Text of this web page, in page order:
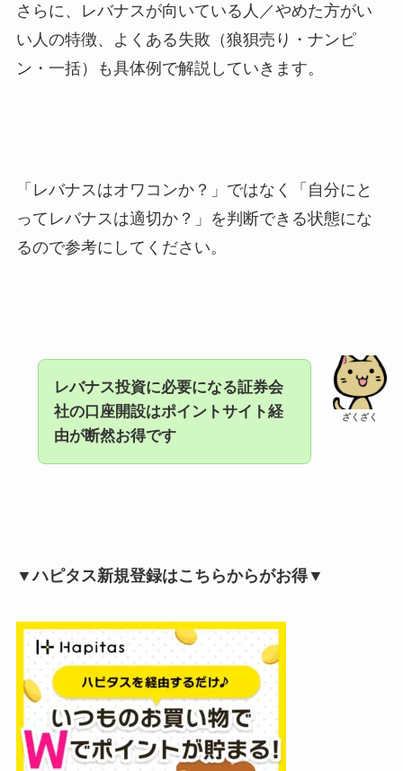
さらに、レバナスが向いている人／やめた方がい
い人の特徴、よくある失敗（狼狽売り・ナンピ
ン・一括）も具体例で解説していきます。
「レバナスはオワコンか？」ではなく「自分にと
ってレバナスは適切か？」を判断できる状態にな
るので参考にしてください。
ざくざく
レバナス投資に必要になる証券会
社の口座開設はポイントサイト経
由が断然お得です
▼ハピタス新規登録はこちらからがお得▼